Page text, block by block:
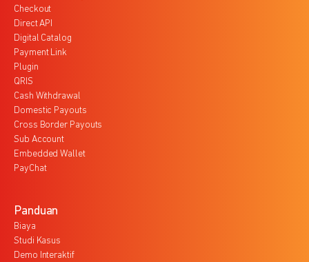
Checkout
Direct API
Digital Catalog
Payment Link
Plugin
QRIS
Cash Withdrawal
Domestic Payouts
Cross Border Payouts
Sub Account
Embedded Wallet
PayChat
Panduan
Biaya
Studi Kasus
Demo Interaktif